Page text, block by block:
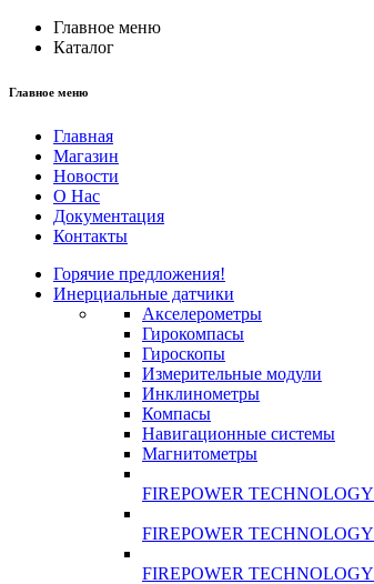
Главное меню
Каталог
Главное меню
Главная
Магазин
Новости
О Нас
Документация
Контакты
Горячие предложения!
Инерциальные датчики
Акселерометры
Гирокомпасы
Гироскопы
Измерительные модули
Инклинометры
Компасы
Навигационные системы
Магнитометры
FIREPOWER
FIREPOWER
FIREPOWER